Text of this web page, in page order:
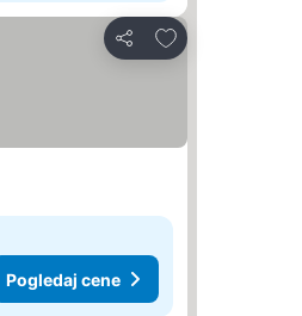
Deli
Dodati u favorite
Pogledaj cene